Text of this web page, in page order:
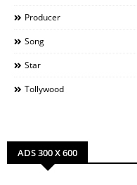
Producer
Song
Star
Tollywood
ADS 300 X 600